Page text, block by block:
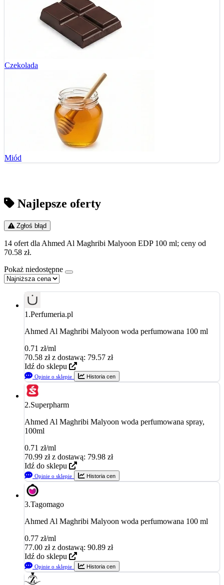
Czekolada
Miód
Najlepsze oferty
Zgłoś błąd
14 ofert dla Ahmed Al Maghribi Malyoon EDP 100 ml; ceny od
70.58 zł.
Pokaż niedostępne
1.Perfumeria.pl
Ahmed Al Maghribi Malyoon woda perfumowana 100 ml
0.71 zł/ml
70.58 zł z dostawą: 79.57 zł
Idź do sklepu
Opinie o sklepie Historia cen
2.Superpharm
Ahmed Al Maghribi Malyoon woda perfumowana spray,
100ml
0.71 zł/ml
70.99 zł z dostawą: 79.98 zł
Idź do sklepu
Opinie o sklepie Historia cen
3.Tagomago
Ahmed Al Maghribi Malyoon woda perfumowana 100 ml
0.77 zł/ml
77.00 zł z dostawą: 90.89 zł
Idź do sklepu
Opinie o sklepie Historia cen